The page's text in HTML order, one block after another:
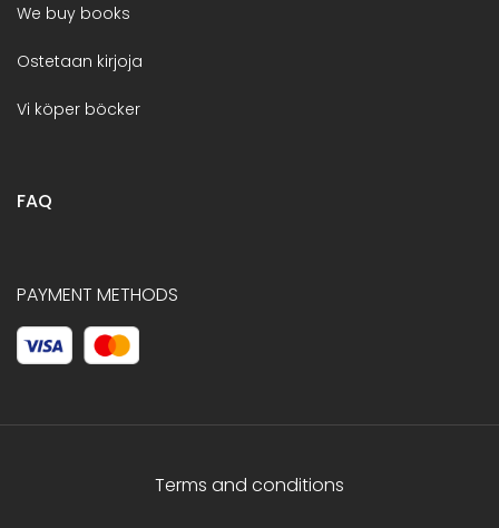
We buy books
Ostetaan kirjoja
Vi köper böcker
FAQ
PAYMENT METHODS
Terms and conditions